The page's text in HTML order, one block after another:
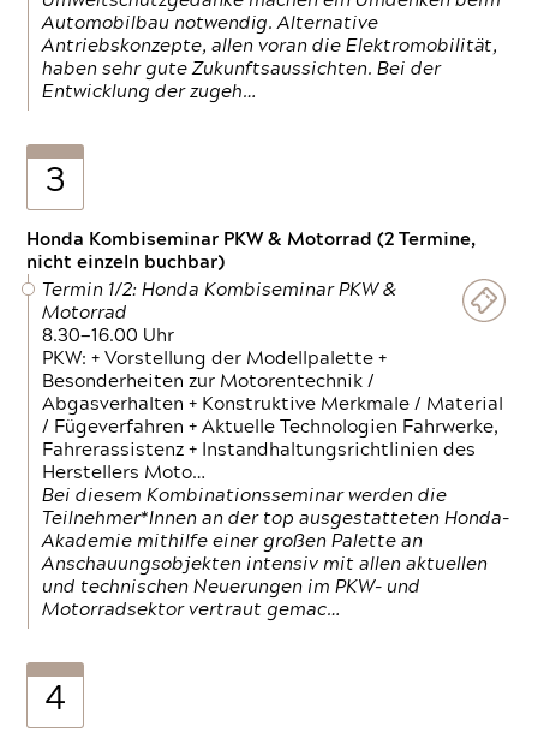
Automobilbau notwendig. Alternative
Antriebskonzepte, allen voran die Elektromobilität,
haben sehr gute Zukunftsaussichten. Bei der
Entwicklung der zugeh…
3
Honda Kombiseminar PKW & Motorrad (2 Termine,
nicht einzeln buchbar)
Termin 1/2: Honda Kombiseminar PKW &
Motorrad
8.30—16.00 Uhr
PKW: + Vorstellung der Modellpalette +
Besonderheiten zur Motorentechnik /
Abgasverhalten + Konstruktive Merkmale / Material
/ Fügeverfahren + Aktuelle Technologien Fahrwerke,
Fahrerassistenz + Instandhaltungsrichtlinien des
Herstellers Moto…
Bei diesem Kombinationsseminar werden die
Teilnehmer*Innen an der top ausgestatteten Honda-
Akademie mithilfe einer großen Palette an
Anschauungsobjekten intensiv mit allen aktuellen
und technischen Neuerungen im PKW- und
Motorradsektor vertraut gemac…
4